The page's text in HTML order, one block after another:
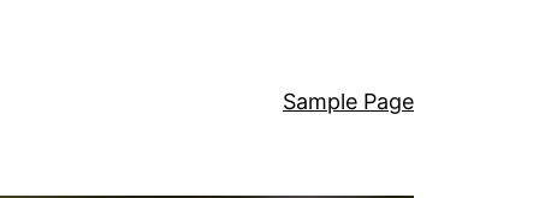
Sample Page